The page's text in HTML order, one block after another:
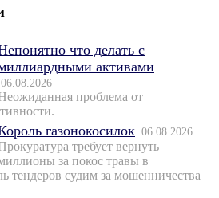
что делать с
активами
06.08.2026
проблема от
газонокосилок 06.08.2026
требует вернуть
за покос травы в
тендеров судим за мошенничества